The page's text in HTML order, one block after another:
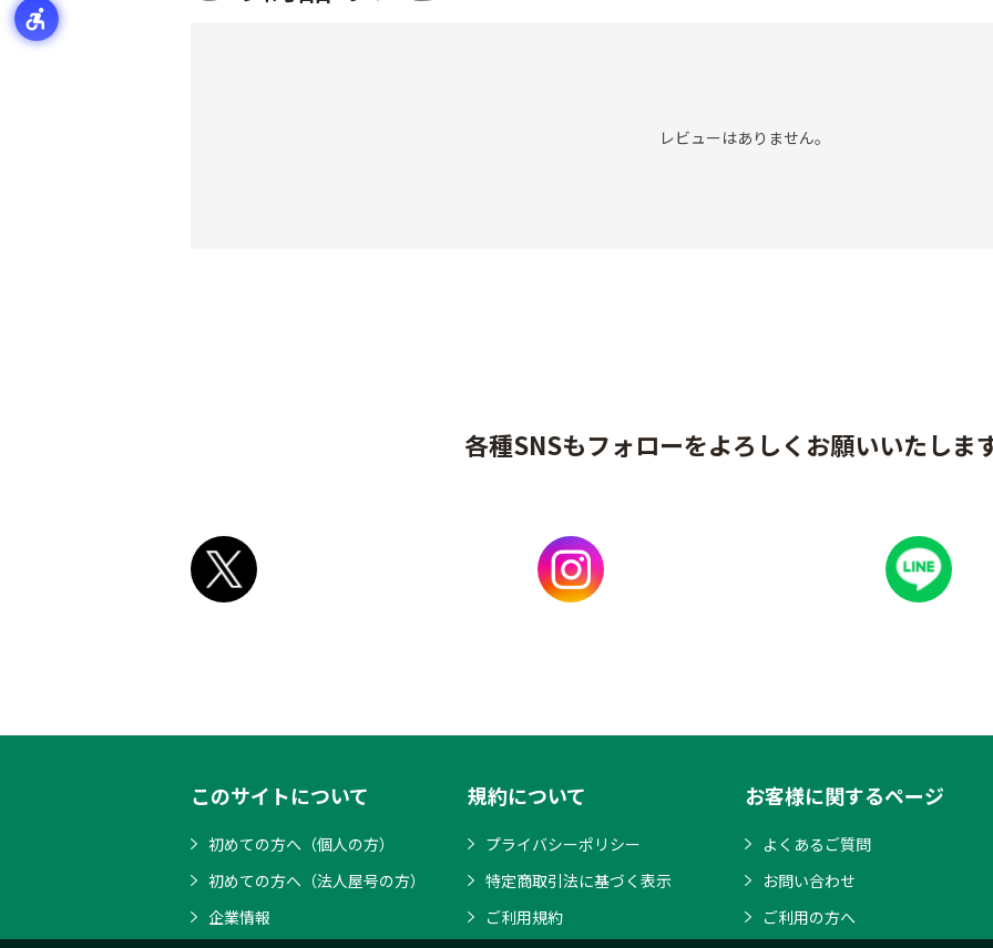
レビューはありません。
各種SNSもフォローをよろしくお願いいたしま
このサイトについて
初めての方へ（個人の方）
初めての方へ（法人屋号の方）
企業情報
規約について
プライバシーポリシー
特定商取引法に基づく表示
ご利用規約
お客様に関するページ
よくあるご質問
お問い合わせ
ご利用の方へ